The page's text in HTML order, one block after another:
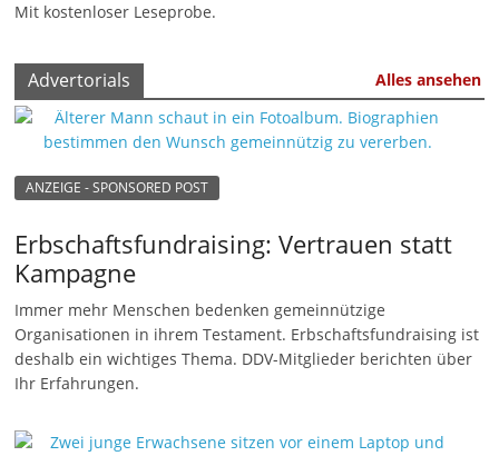
n
S
p
n
e
|
e
Mit kostenloser Leseprobe.
Advertorials Alles ansehen
ANZEIGE - SPONSORED POST
Erbschaftsfundraising: Vertrauen statt
Kampagne
Immer mehr Menschen bedenken gemeinnützige
Organisationen in ihrem Testament. Erbschaftsfundraising ist
deshalb ein wichtiges Thema. DDV-Mitglieder berichten über
Ihr Erfahrungen.